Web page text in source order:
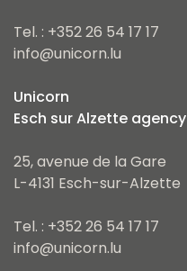
Tel. : +352 26 54 17 17
info@unicorn.lu
Unicorn
Esch sur Alzette agency
25, avenue de la Gare
L-4131 Esch-sur-Alzette
Tel. : +352 26 54 17 17
info@unicorn.lu